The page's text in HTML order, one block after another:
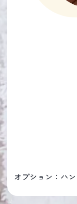
オプション：ハ